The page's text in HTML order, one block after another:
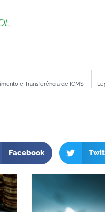
e Transferência de ICMS
Facebook